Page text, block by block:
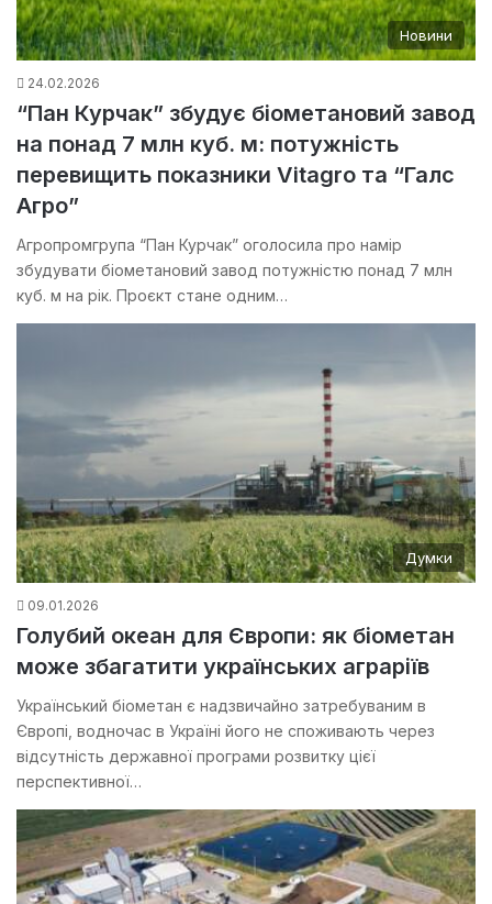
Новини
24.02.2026
“Пан Курчак” збудує біометановий завод
на понад 7 млн куб. м: потужність
перевищить показники Vitagro та “Галс
Агро”
Агропромгрупа “Пан Курчак” оголосила про намір
збудувати біометановий завод потужністю понад 7 млн
куб. м на рік. Проєкт стане одним…
Думки
09.01.2026
Голубий океан для Європи: як біометан
може збагатити українських аграріїв
Український біометан є надзвичайно затребуваним в
Європі, водночас в Україні його не споживають через
відсутність державної програми розвитку цієї
перспективної…